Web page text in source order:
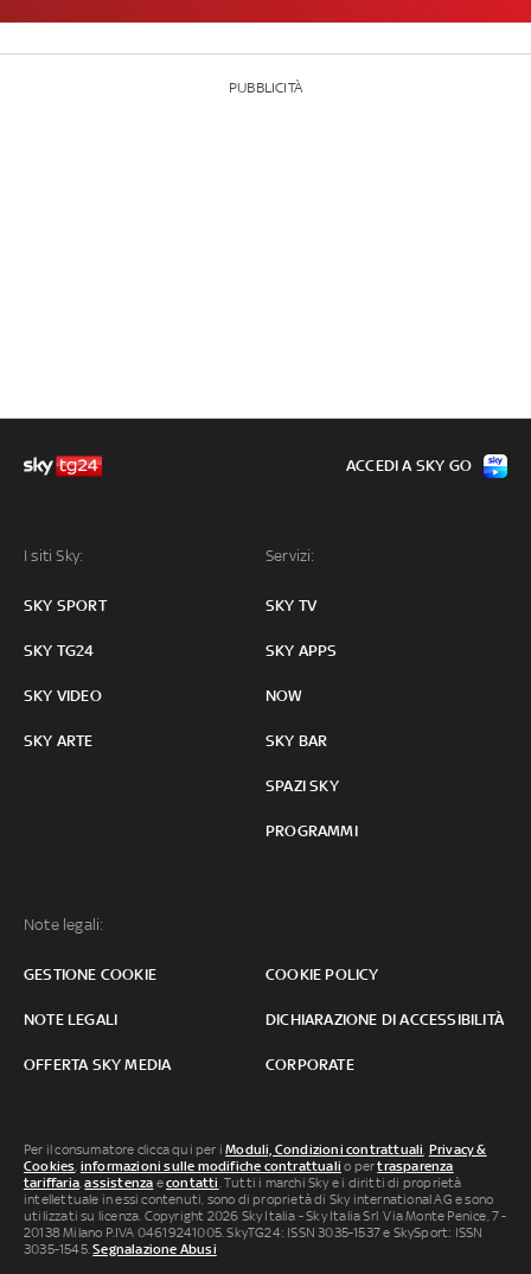
PUBBLICITÀ
I siti Sky:
SKY SPORT
SKY TG24
SKY VIDEO
SKY ARTE
Servizi:
SKY TV
SKY APPS
NOW
SKY BAR
SPAZI SKY
PROGRAMMI
Note legali:
GESTIONE COOKIE COOKIE POLICY
NOTE LEGALI DICHIARAZIONE DI ACCESSIBILITÀ
OFFERTA SKY MEDIA CORPORATE
ACCEDI A SKY GO
Per il consumatore clicca qui per iModuli, Condizioni contrattuali, Privacy &
Cookies, informazioni sulle modifiche contrattuali o pertrasparenza
tariffaria,assistenza econtatti. Tutti i marchi Sky e i diritti di proprietà
intellettuale in essi contenuti, sono di proprietà di Sky international AG e sono
utilizzati su licenza. Copyright 2026 Sky Italia - Sky Italia Srl Via Monte Penice, 7 -
20138 Milano P.IVA 04619241005. SkyTG24: ISSN 3035-1537 e SkySport: ISSN
3035-1545.Segnalazione Abusi